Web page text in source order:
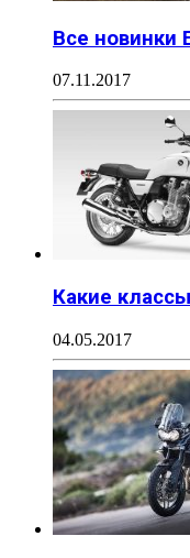
Все новинки
07.11.2017
Какие
04.05.2017